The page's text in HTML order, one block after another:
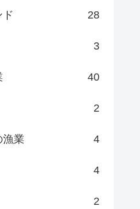
28
3
40
2
漁業 4
4
2